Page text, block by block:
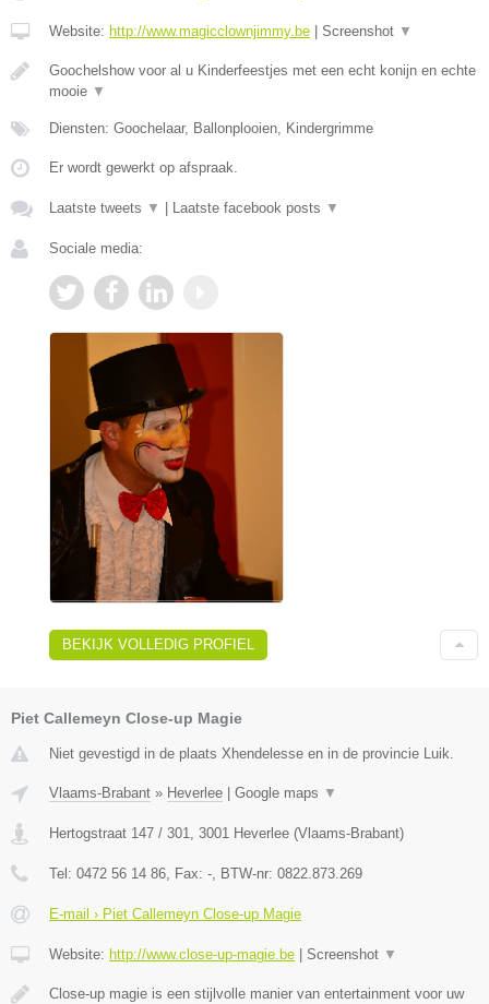
Website: http://www.magicclownjimmy.be | Screenshot ▼
Goochelshow voor al u Kinderfeestjes met een echt konijn en echte
mooie ▼
Diensten: Goochelaar, Ballonplooien, Kindergrimme
Er wordt gewerkt op afspraak.
Laatste tweets ▼ | Laatste facebook posts ▼
Sociale media:
BEKIJK VOLLEDIG PROFIEL
Piet Callemeyn Close-up Magie
Niet gevestigd in de plaats Xhendelesse en in de provincie Luik.
Vlaams-Brabant » Heverlee Google maps ▼
Hertogstraat 147 / 301, 3001 Heverlee (Vlaams-Brabant)
Tel: 0472 56 14 86, Fax: -, BTW-nr: 0822.873.269
E-mail › Piet Callemeyn Close-up Magie
Website: http://www.close-up-magie.be Screenshot ▼
Close-up magie is een stijlvolle manier van entertainment voor uw